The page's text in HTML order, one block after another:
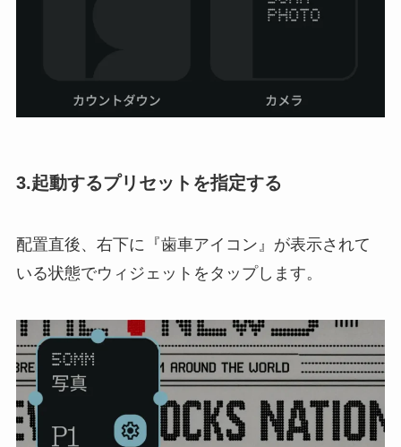
3.起動するプリセットを指定する
配置直後、右下に『歯車アイコン』が表示されて
いる状態でウィジェットをタップします。